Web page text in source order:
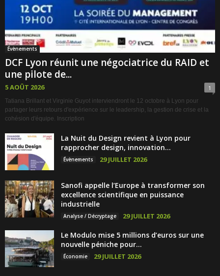
Évènements
DCF Lyon réunit une négociatrice du RAID et
une pilote de...
5 AOÛT 2026 1
Tatiana Brillant et Virginie Guyot interviendront le 12 octobre à Lyon pour
partager leurs retours d'expérience sur le leadership, la gestion de crise et la
cohésion d'équipe. Inscription
La Nuit du Design revient à Lyon pour
rapprocher design, innovation...
Évènements 29 JUILLET 2026
Sanofi appelle l’Europe à transformer son
excellence scientifique en puissance
industrielle
Analyse / Décryptage 29 JUILLET 2026
Le Modulo mise 5 millions d’euros sur une
nouvelle péniche pour...
Économie 29 JUILLET 2026